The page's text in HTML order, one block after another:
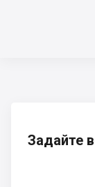
Задайте